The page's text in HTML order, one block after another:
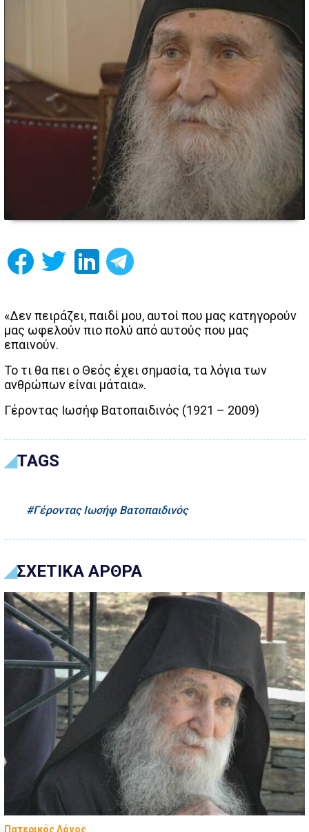
«Δεν πειράζει, παιδί μου, αυτοί που μας κατηγορούν
μας ωφελούν πιο πολύ από αυτούς που μας
επαινούν.
Το τι θα πει ο Θεός έχει σημασία, τα λόγια των
ανθρώπων είναι μάταια».
Γέροντας Ιωσήφ Βατοπαιδινός (1921 – 2009)
TAGS
Γέροντας Ιωσήφ Βατοπαιδινός
ΣΧΕΤΙΚΑ ΑΡΘΡΑ
Πατερικός Λόγος